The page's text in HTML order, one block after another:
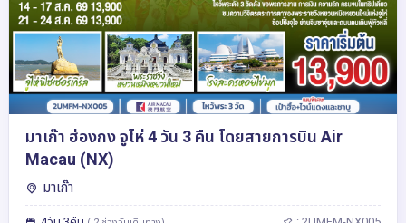
มาเก๊า ฮ่องกง จูไห่ 4 วัน 3 คืน โดยสายการบิน Air
Macau (NX)
มาเก๊า